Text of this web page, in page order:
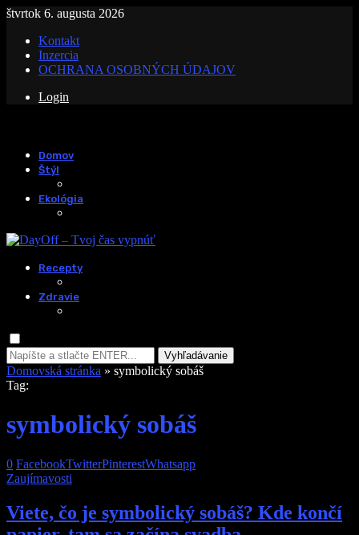
štvrtok 6. augusta 2026
Kontakt
Inzercia
OCHRANA OSOBNÝCH ÚDAJOV
Login
Domov
Štýl
Ekológia
Recepty
Zdravie
Vyhľadávanie
Domovská stránka » symbolický sobáš
Tag:
symbolický sobáš
0 FacebookTwitterPinterestWhatsapp
Zaujímavosti
Viete, čo je symbolický sobáš? Kde končí